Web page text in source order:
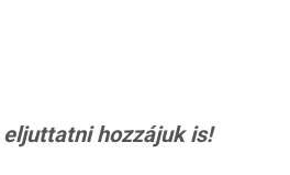
hozzájuk is!